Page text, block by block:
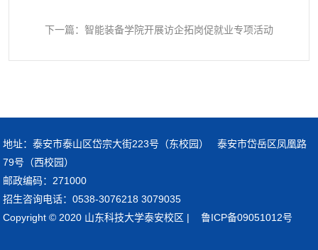
下一篇：智能装备学院开展访企拓岗促就业专项活动
地址：泰安市泰山区岱宗大街223号（东校园） 泰安市岱岳区凤凰路
79号（西校园）
邮政编码：271000
招生咨询电话：0538-3076218 3079035
Copyright © 2020 山东科技大学泰安校区 | 鲁ICP备09051012号